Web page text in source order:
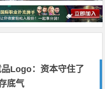
品Logo：资本守住了
底气